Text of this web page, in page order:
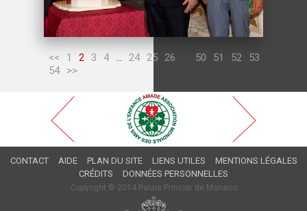
<< 1 2 3 4 ... 24 25 26 ... 50 51 52
53
54
>>
CONTACT AIDE PLAN DU SITE LIENS UTILES
MENTIONS LÉGALES
CRÉDITS
DONNÉES PERSONNELLES
Copyright © 2014 Palais Princier de Monaco